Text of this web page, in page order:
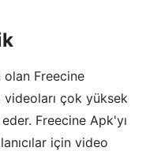
Freecine
videoları çok yüksek
Freecine Apk'yı
için video